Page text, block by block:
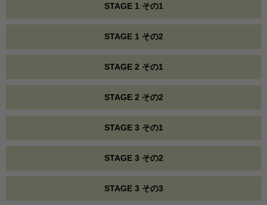
STAGE 1 その1
STAGE 1 その2
STAGE 2 その1
STAGE 2 その2
STAGE 3 その1
STAGE 3 その2
STAGE 3 その3